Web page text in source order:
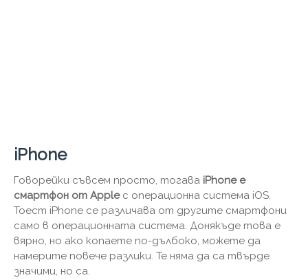
iPhone
Говорейки съвсем просто, тогава iPhone е
смартфон от Appleс операционна система iOS.
Тоест iPhone се различава от другите смартфони
само в операционната система. Донякъде това е
вярно, но ако копаете по-дълбоко, можете да
намерите повече разлики. Те няма да са твърде
значими, но са.